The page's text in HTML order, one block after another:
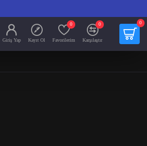
Giriş Yap Kayıt Ol Favorilerim
0
Karşılaştır
0 0